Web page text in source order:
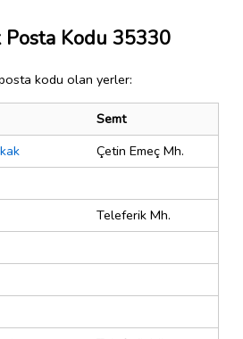
Posta Kodu 35330
kodu olan yerler:
Semt
Çetin Emeç Mh.
Teleferik Mh.